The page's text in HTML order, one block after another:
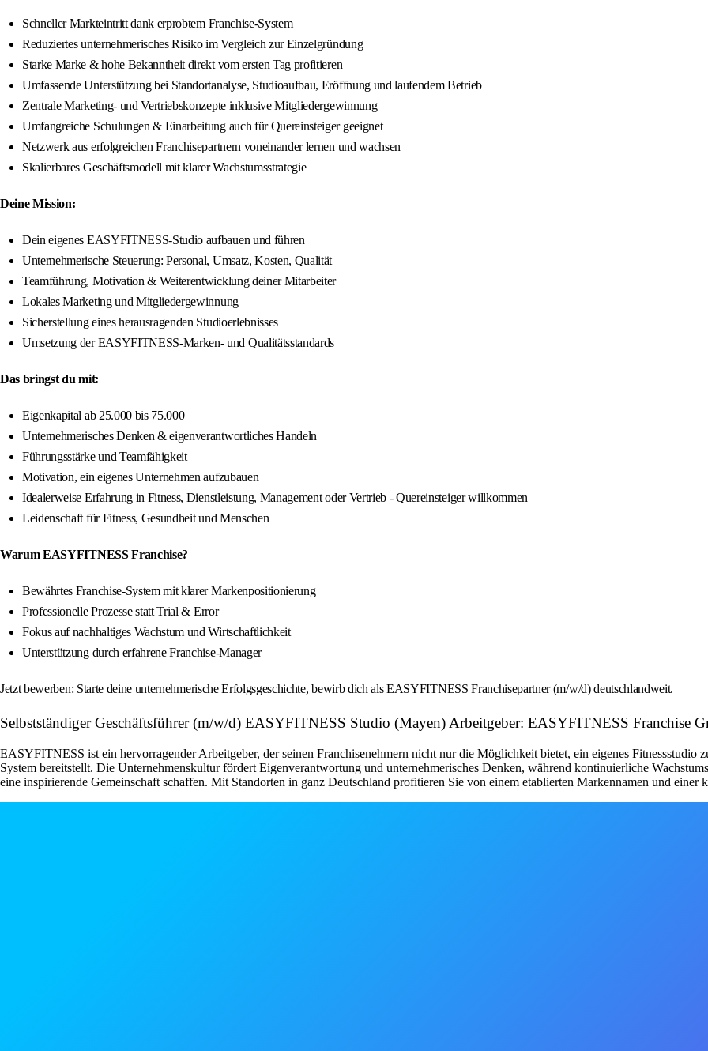
Schneller Markteintritt dank erprobtem Franchise-System
Reduziertes unternehmerisches Risiko im Vergleich zur Einzelgründung
Starke Marke & hohe Bekanntheit direkt vom ersten Tag profitieren
Umfassende Unterstützung bei Standortanalyse, Studioaufbau, Eröffnung und laufendem Betrieb
Zentrale Marketing- und Vertriebskonzepte inklusive Mitgliedergewinnung
Umfangreiche Schulungen & Einarbeitung auch für Quereinsteiger geeignet
Netzwerk aus erfolgreichen Franchisepartnern voneinander lernen und wachsen
Skalierbares Geschäftsmodell mit klarer Wachstumsstrategie
Deine Mission:
Dein eigenes EASYFITNESS-Studio aufbauen und führen
Unternehmerische Steuerung: Personal, Umsatz, Kosten, Qualität
Teamführung, Motivation & Weiterentwicklung deiner Mitarbeiter
Lokales Marketing und Mitgliedergewinnung
Sicherstellung eines herausragenden Studioerlebnisses
Umsetzung der EASYFITNESS-Marken- und Qualitätsstandards
Das bringst du mit:
Eigenkapital ab 25.000 bis 75.000
Unternehmerisches Denken & eigenverantwortliches Handeln
Führungsstärke und Teamfähigkeit
Motivation, ein eigenes Unternehmen aufzubauen
Idealerweise Erfahrung in Fitness, Dienstleistung, Management oder Vertrieb - Quereinsteiger willkommen
Leidenschaft für Fitness, Gesundheit und Menschen
Warum EASYFITNESS Franchise?
Bewährtes Franchise-System mit klarer Markenpositionierung
Professionelle Prozesse statt Trial & Error
Fokus auf nachhaltiges Wachstum und Wirtschaftlichkeit
Unterstützung durch erfahrene Franchise-Manager
Jetzt bewerben: Starte deine unternehmerische Erfolgsgeschichte, bewirb dich als EASYFITNESS Franchisepartner (m/w/d) deutschlandweit.
Selbstständiger Geschäftsführer (m/w/d) EASYFITNESS Studio (Mayen) Arbeitgeber: EASYFITNESS Franchise
EASYFITNESS ist ein hervorragender Arbeitgeber, der seinen Franchisenehmern nicht nur die Möglichkeit bietet, ein eigenes Fitnessstudio
System bereitstellt. Die Unternehmenskultur fördert Eigenverantwortung und unternehmerisches Denken, während kontinuierliche
eine inspirierende Gemeinschaft schaffen. Mit Standorten in ganz Deutschland profitieren Sie von einem etablierten Markennamen und